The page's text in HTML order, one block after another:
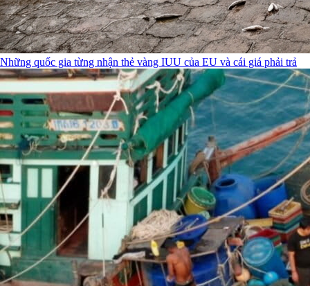
Những quốc gia từng nhận thẻ vàng IUU của EU và cái giá phải trả